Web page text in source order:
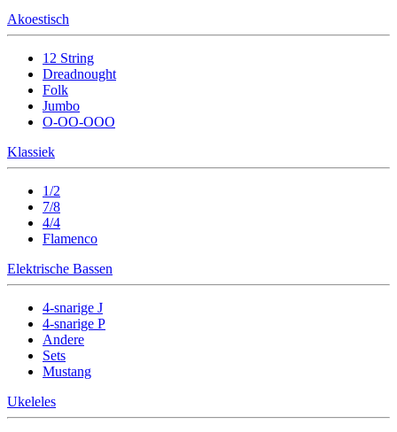
Akoestisch
12 String
Dreadnought
Folk
Jumbo
O-OO-OOO
Klassiek
1/2
7/8
4/4
Flamenco
Elektrische Bassen
4-snarige J
4-snarige P
Andere
Sets
Mustang
Ukeleles